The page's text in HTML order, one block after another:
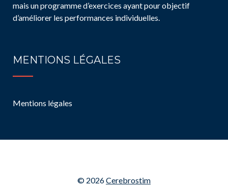
mais un programme d’exercices ayant pour objectif
d’améliorer les performances individuelles.
MENTIONS LÉGALES
Mentions légales
© 2026Cerebrostim